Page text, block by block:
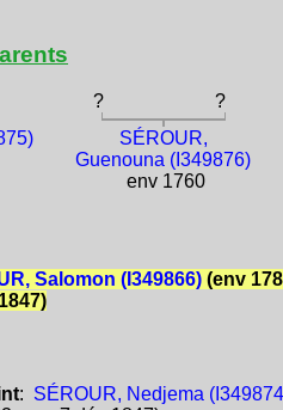
?
?
SÉROUR,
Guenouna (I349876)
env 1760
Salomon (I349866)(env
: SÉROUR, Nedjema